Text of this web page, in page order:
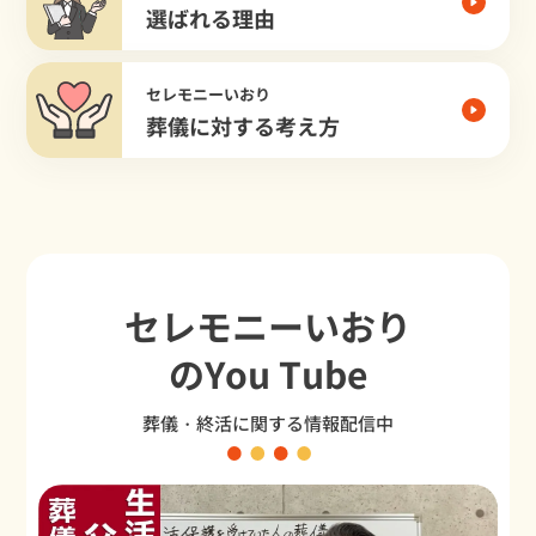
選ばれる理由
セレモニーいおり
葬儀に対する考え方
セレモニーいおり
のYou Tube
葬儀・終活に関する情報配信中